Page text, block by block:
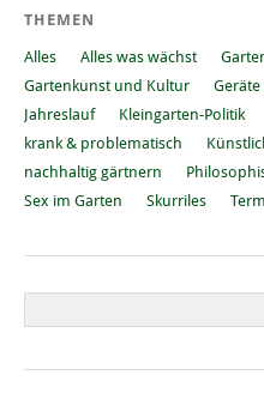
THEMEN
Alles Alles was wächst
Gartenkunst und Kultur
Jahreslauf
Kleingarten-Politik
krank & problematisch
nachhaltig gärtnern
Sex im Garten
Skurriles